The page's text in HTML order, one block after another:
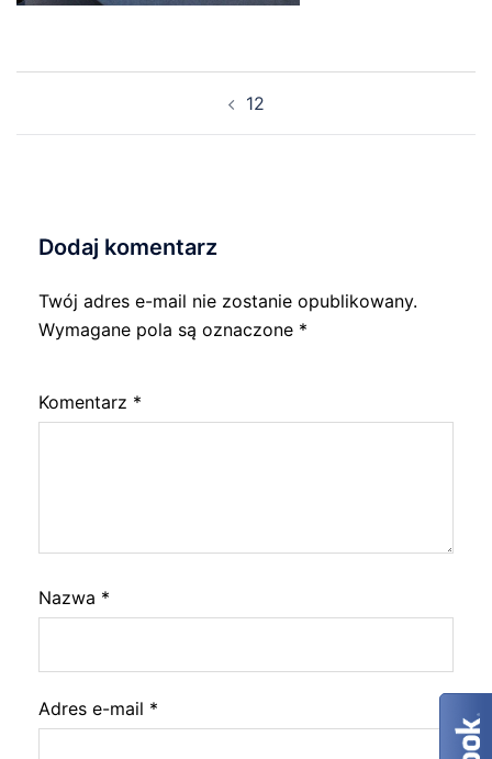
12
Dodaj komentarz
Twój adres e-mail nie zostanie opublikowany.
Wymagane pola są oznaczone *
Komentarz *
Nazwa *
Adres e-mail *